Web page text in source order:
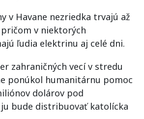
v Havane nezriedka trvajú až
v niektorých
ľudia elektrinu aj celé dni.
zahraničných vecí v stredu
ponúkol humanitárnu pomoc
dolárov pod
bude distribuovať katolícka